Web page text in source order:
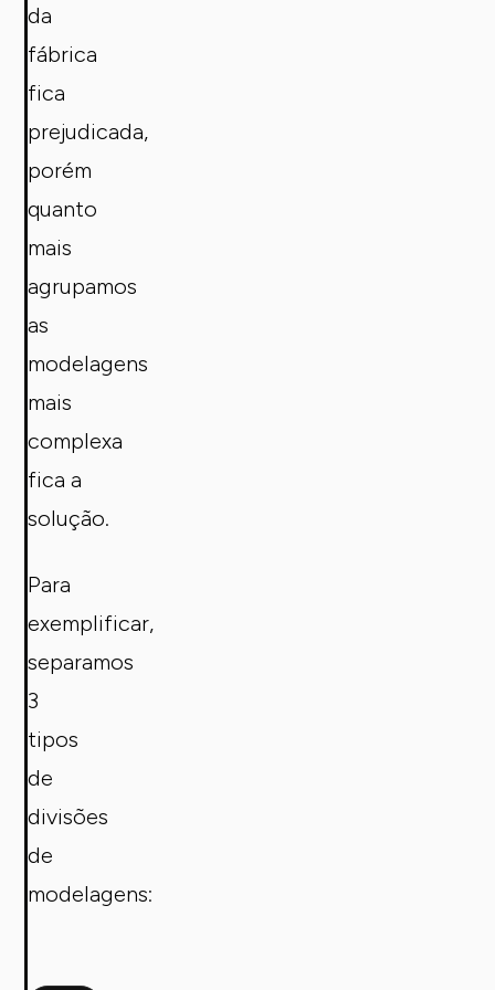
da
fábrica
fica
prejudicada,
porém
quanto
mais
agrupamos
as
modelagens
mais
complexa
fica a
solução.
Para
exemplificar,
separamos
3
tipos
de
divisões
de
modelagens: